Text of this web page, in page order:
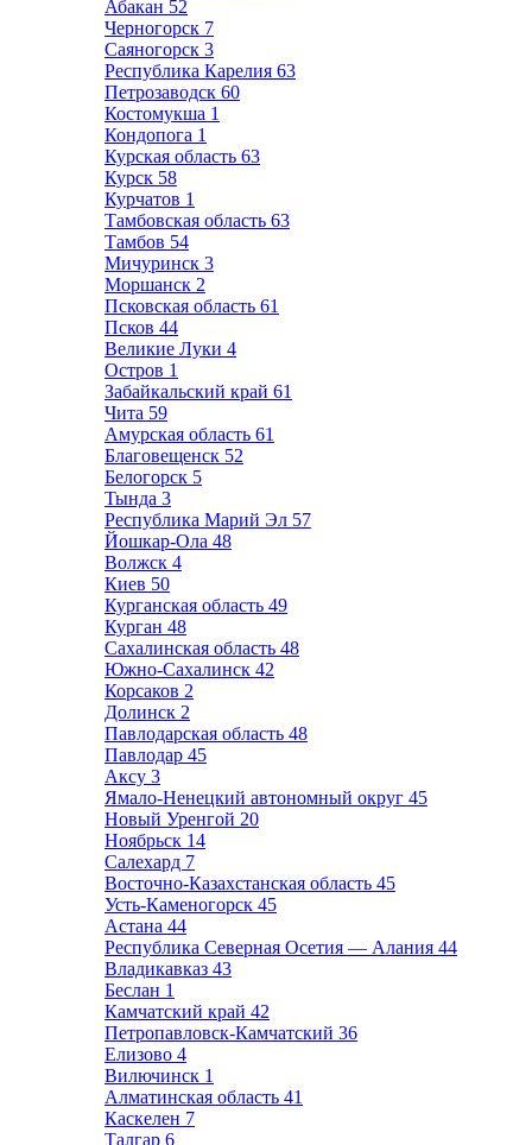
Абакан 52
Черногорск 7
Саяногорск 3
Республика Карелия 63
Петрозаводск 60
Костомукша 1
Кондопога 1
Курская область 63
Курск 58
Курчатов 1
Тамбовская область 63
Тамбов 54
Мичуринск 3
Моршанск 2
Псковская область 61
Псков 44
Великие Луки 4
Остров 1
Забайкальский край 61
Чита 59
Амурская область 61
Благовещенск 52
Белогорск 5
Тында 3
Республика Марий Эл 57
Йошкар-Ола 48
Волжск 4
Киев 50
Курганская область 49
Курган 48
Сахалинская область 48
Южно-Сахалинск 42
Корсаков 2
Долинск 2
Павлодарская область 48
Павлодар 45
Аксу 3
Ямало-Ненецкий автономный округ 45
Новый Уренгой 20
Ноябрьск 14
Салехард 7
Восточно-Казахстанская область 45
Усть-Каменогорск 45
Астана 44
Республика Северная Осетия — Алания 44
Владикавказ 43
Беслан 1
Камчатский край 42
Петропавловск-Камчатский 36
Елизово 4
Вилючинск 1
Алматинская область 41
Каскелен 7
Талгар 6